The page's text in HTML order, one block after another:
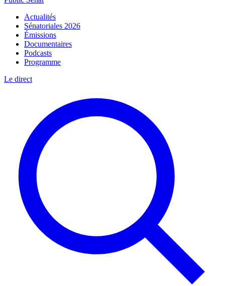
Actualités
Sénatoriales 2026
Émissions
Documentaires
Podcasts
Programme
Le direct